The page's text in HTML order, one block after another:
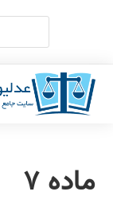
for:
ماده 7